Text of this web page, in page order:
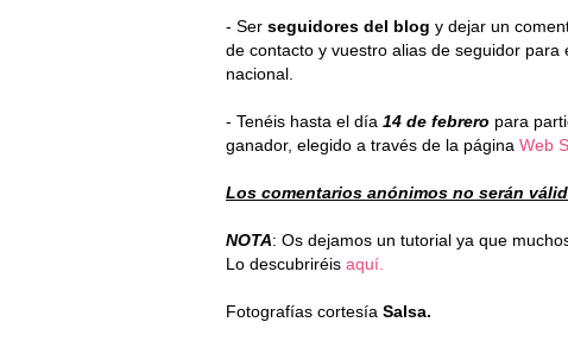
- Ser seguidores del blog y dejar un
de contacto y vuestro alias de seguidor
nacional.
- Tenéis hasta el día 14 de febrero para
ganador, elegido a través de la página Web
Los comentarios anónimos no serán
NOTA: Os dejamos un tutorial ya que
Lo descubriréis aquí.
Fotografías cortesía Salsa.